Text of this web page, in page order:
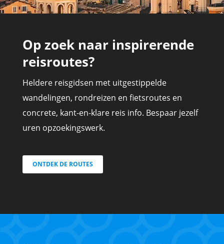
Op zoek naar inspirerende
reisroutes?
Heldere reisgidsen met uitgestippelde
wandelingen, rondreizen en fietsroutes en
concrete, kant-en-klare reis info. Bespaar jezelf
uren opzoekingswerk.
ONTDEK DE ROUTES